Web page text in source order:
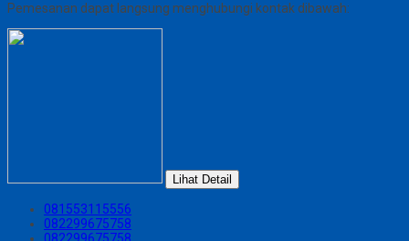
Pemesanan dapat langsung menghubungi kontak dibawah:
Lihat Detail
081553115556
082299675758
082299675758